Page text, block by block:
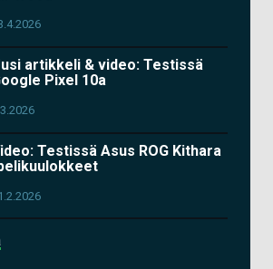
artikkeli & video: Testissä
Pixel 10a
Testissä Asus ROG Kithara